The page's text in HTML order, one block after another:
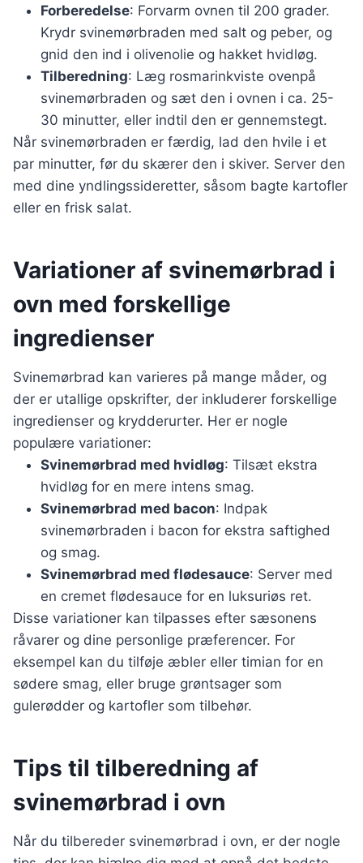
Forberedelse: Forvarm ovnen til 200 grader.
Krydr svinemørbraden med salt og peber, og
gnid den ind i olivenolie og hakket hvidløg.
Tilberedning: Læg rosmarinkviste ovenpå
svinemørbraden og sæt den i ovnen i ca. 25-
30 minutter, eller indtil den er gennemstegt.
Når svinemørbraden er færdig, lad den hvile i et
par minutter, før du skærer den i skiver. Server den
med dine yndlingssideretter, såsom bagte kartofler
eller en frisk salat.
Variationer af svinemørbrad i
ovn med forskellige
ingredienser
Svinemørbrad kan varieres på mange måder, og
der er utallige opskrifter, der inkluderer forskellige
ingredienser og krydderurter. Her er nogle
populære variationer:
Svinemørbrad med hvidløg: Tilsæt ekstra
hvidløg for en mere intens smag.
Svinemørbrad med bacon: Indpak
svinemørbraden i bacon for ekstra saftighed
og smag.
Svinemørbrad med flødesauce: Server med
en cremet flødesauce for en luksuriøs ret.
Disse variationer kan tilpasses efter sæsonens
råvarer og dine personlige præferencer. For
eksempel kan du tilføje æbler eller timian for en
sødere smag, eller bruge grøntsager som
gulerødder og kartofler som tilbehør.
Tips til tilberedning af
svinemørbrad i ovn
Når du tilbereder svinemørbrad i ovn, er der nogle